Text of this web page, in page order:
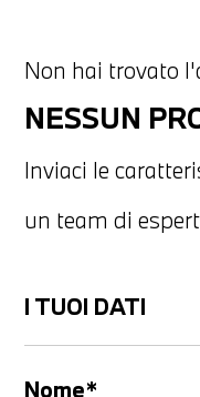
Non hai trovato
NESSUN
Inviaci le
un team di
I TUOI DATI
Nome*